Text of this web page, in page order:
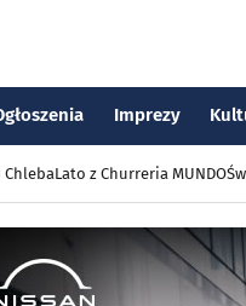
Imprezy
ChlebaLato z Churreria MUNDO